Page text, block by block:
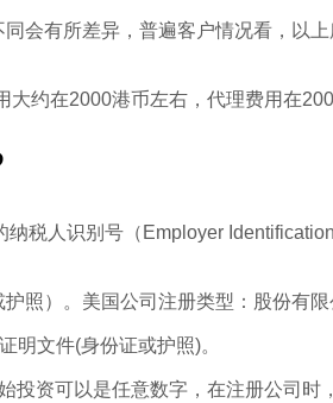
会有所差异，普遍客户情况看，以
约在2000港币左右，代理费用在
税人识别号（Employer
照）。美国公司注册类型：股份有限
明文件(身份证或护照)。
资可以是任意数字，在注册公司时